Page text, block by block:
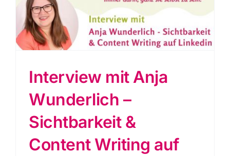
Interview mit Anja
Wunderlich –
Sichtbarkeit &
Content Writing auf